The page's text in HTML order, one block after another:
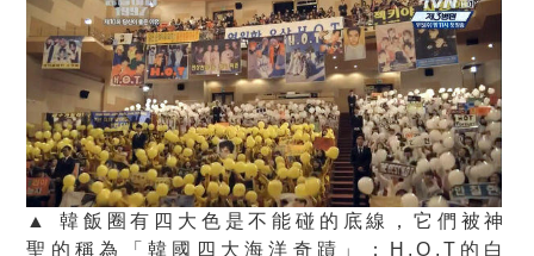
▲ 韓飯圈有四大色是不能碰的底線，它們被神
聖的稱為「韓國四大海洋奇蹟」：H.O.T的白